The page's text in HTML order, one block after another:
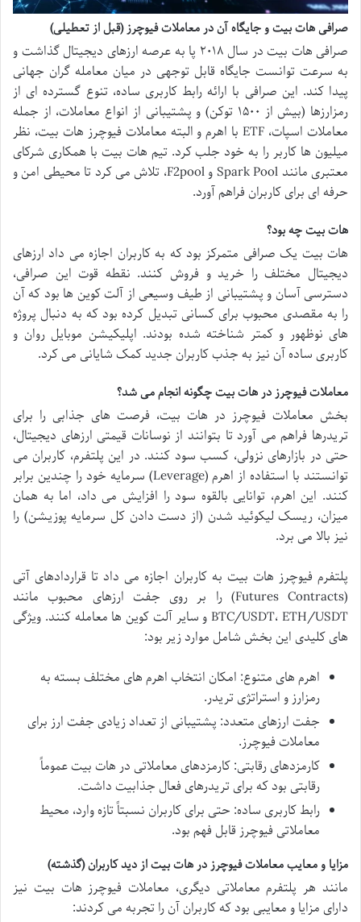
صرافی هات بیت و جایگاه آن در معاملات فیوچرز (قبل از تعطیلی)
صرافی هات بیت در سال ۲۰۱۸ پا به عرصه ارزهای دیجیتال گذاشت و
به سرعت توانست جایگاه قابل توجهی در میان معامله گران جهانی
پیدا کند. این صرافی با ارائه رابط کاربری ساده، تنوع گسترده ای از
رمزارزها (بیش از ۱۵۰۰ توکن) و پشتیبانی از انواع معاملات، از جمله
معاملات اسپات، ETF با اهرم و البته
معاملات فیوچرز هات بیت، نظر
میلیون ها کاربر را به خود جلب کرد. تیم هات بیت با همکاری شرکای
معتبری مانند Spark Pool و F2pool، تلاش می کرد تا محیطی امن و
حرفه ای برای کاربران فراهم آورد.
هات بیت چه بود؟
هات بیت یک صرافی متمرکز بود که به کاربران اجازه می داد ارزهای
دیجیتال مختلف را خرید و فروش کنند. نقطه قوت این صرافی،
دسترسی آسان و پشتیبانی از طیف وسیعی از آلت کوین ها بود که آن
را به مقصدی محبوب برای کسانی تبدیل کرده بود که به دنبال پروژه
های نوظهور و کمتر شناخته شده بودند. اپلیکیشن موبایل روان و
کاربری ساده آن نیز به جذب کاربران جدید کمک شایانی می کرد.
معاملات فیوچرز در هات بیت چگونه انجام می شد؟
بخش معاملات فیوچرز در هات بیت، فرصت های جذابی را برای
تریدرها فراهم می آورد تا بتوانند از نوسانات قیمتی ارزهای دیجیتال،
حتی در بازارهای نزولی، کسب سود کنند. در این پلتفرم، کاربران می
توانستند با استفاده از اهرم (Leverage) سرمایه خود را چندین برابر
کنند. این اهرم، توانایی بالقوه سود را افزایش می داد، اما به همان
میزان، ریسک لیکوئید شدن (از دست دادن کل سرمایه پوزیشن) را
نیز بالا می برد.
پلتفرم فیوچرز هات بیت به کاربران اجازه می داد تا قراردادهای آتی
(Futures Contracts) را بر روی جفت ارزهای محبوب مانند
BTC/USDT، ETH/USDT و سایر آلت کوین ها معامله کنند. ویژگی
های کلیدی این بخش شامل موارد زیر بود:
اهرم های متنوع: امکان انتخاب اهرم های مختلف بسته به
رمزارز و استراتژی تریدر.
جفت ارزهای متعدد: پشتیبانی از تعداد زیادی جفت ارز برای
معاملات فیوچرز.
کارمزدهای رقابتی: کارمزدهای معاملاتی در هات بیت عموماً
رقابتی بود که برای تریدرهای فعال جذابیت داشت.
رابط کاربری ساده: حتی برای کاربران نسبتاً تازه وارد، محیط
معاملاتی فیوچرز قابل فهم بود.
مزایا و معایب معاملات فیوچرز در هات بیت از دید کاربران (گذشته)
مانند هر پلتفرم معاملاتی دیگری، معاملات فیوچرز هات بیت نیز
دارای مزایا و معایبی بود که کاربران آن را تجربه می کردند: